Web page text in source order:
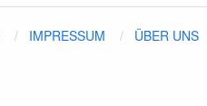
IMPRESSUM ÜBER UNS